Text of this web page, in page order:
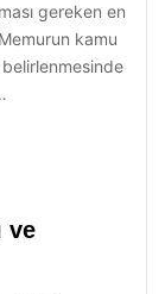
gereken en
kamu
ve